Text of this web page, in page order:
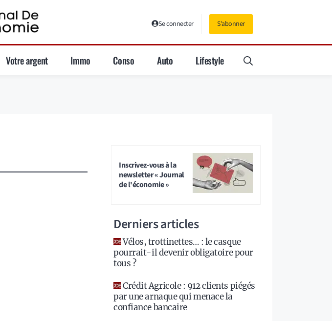
Se connecter S'abonner
Votre argent Immo Conso Auto Lifestyle
Inscrivez-vous à la
newsletter « Journal
de l'économie »
Derniers articles
Vélos, trottinettes… : le casque
pourrait-il devenir obligatoire pour
tous ?
Crédit Agricole : 912 clients piégés
par une arnaque qui menace la
confiance bancaire